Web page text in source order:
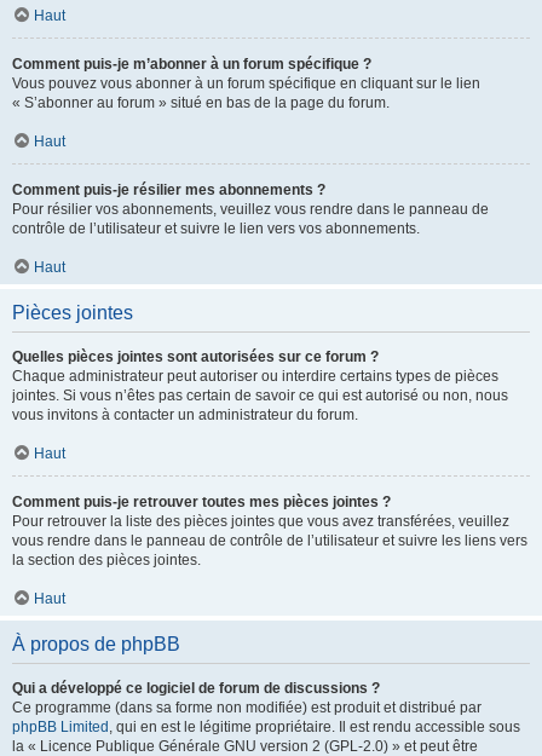
Haut
Comment puis-je m’abonner à un forum spécifique ?
Vous pouvez vous abonner à un forum spécifique en cliquant sur le lien
« S’abonner au forum » situé en bas de la page du forum.
Haut
Comment puis-je résilier mes abonnements ?
Pour résilier vos abonnements, veuillez vous rendre dans le panneau de
contrôle de l’utilisateur et suivre le lien vers vos abonnements.
Haut
Pièces jointes
Quelles pièces jointes sont autorisées sur ce forum ?
Chaque administrateur peut autoriser ou interdire certains types de pièces
jointes. Si vous n’êtes pas certain de savoir ce qui est autorisé ou non, nous
vous invitons à contacter un administrateur du forum.
Haut
Comment puis-je retrouver toutes mes pièces jointes ?
Pour retrouver la liste des pièces jointes que vous avez transférées, veuillez
vous rendre dans le panneau de contrôle de l’utilisateur et suivre les liens vers
la section des pièces jointes.
Haut
À propos de phpBB
Qui a développé ce logiciel de forum de discussions ?
Ce programme (dans sa forme non modifiée) est produit et distribué par
phpBB Limited , qui en est le légitime propriétaire. Il est rendu accessible sous
la « Licence Publique Générale GNU version 2 (GPL-2.0) » et peut être